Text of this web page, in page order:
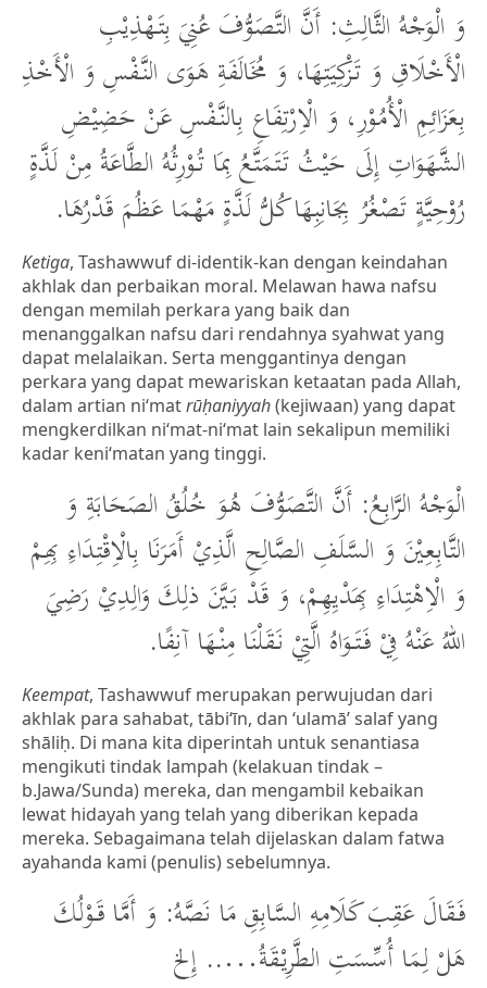
وَ الْوَجْهُ الثَّالِثِ: أَنَّ التَّصَوُّفَ عُنِيَ بِتَهْذِيْبِ
الْأَخْلَاقِ وَ تَزْكِيَتِهَا، وَ مُخَالَفَةِ هَوَى النَّفْسِ وَ الْأَخْذِ
بِعَزَائِمِ الْأُمُوْرِ، وَ الْاِرْتِفَاعِ بِالنَّفْسِ عَنْ حَضِيْضِ
الشَّهَوَاتِ إِلَى حَيْثُ تَتَمَتَّعُ بِمَا تُوْرِثُهُ الطَّاعَةُ مِنْ لَذَّةٍ
رُوْحِيَّةٍ تَصْغُرُ بِجَانِبِهَا كُلُّ لَذَّةٍ مَهْمَا عَظُمَ قَدْرُهَا.
Ketiga, Tashawwuf di-identik-kan dengan keindahan
akhlak dan perbaikan moral. Melawan hawa nafsu
dengan memilah perkara yang baik dan
menanggalkan nafsu dari rendahnya syahwat yang
dapat melalaikan. Serta menggantinya dengan
perkara yang dapat mewariskan ketaatan pada Allah,
dalam artian ni‘matrūḥaniyyah(kejiwaan) yang dapat
mengkerdilkan ni‘mat-ni‘mat lain sekalipun memiliki
kadar keni‘matan yang tinggi.
الْوَجْهُ الرَّابِعُ: أَنَّ التَّصَوُّفَ هُوَ خُلُقُ الصَحَابَةِ وَ
التَّابِعِيْنَ وَ السَّلَفِ الصَّالِحِ الَّذِيْ أَمَرَنَا بِالْاِقْتِدَاءِ بِهِمْ
وَ الْاِهْتِدَاءِ بِهَدْيِهِمْ، وَ قَدْ بَيَّنَ ذلِكَ وَالِدِيْ رَضِيَ
اللهُ عَنْهُ فِيْ فَتَوَاهُ الَّتِيْ نَقَلْنَا مِنْهَا آنِفًا.
Keempat, Tashawwuf merupakan perwujudan dari
akhlak para sahabat, tābi‘īn, dan ‘ulamā’ salaf yang
shāliḥ. Di mana kita diperintah untuk senantiasa
mengikuti tindak lampah (kelakuan tindak –
b.Jawa/Sunda) mereka, dan mengambil kebaikan
lewat hidayah yang telah yang diberikan kepada
mereka. Sebagaimana telah dijelaskan dalam fatwa
ayahanda kami (penulis) sebelumnya.
فَقَالَ عَقِبَ كَلَامِهِ السَّابِقِ مَا نَصَّهُ: وَ أَمَّا قَوْلُكَ
هَلْ لِمَا أُسِّسَتِ الطَّرِيْقَةُ….. إِلخ